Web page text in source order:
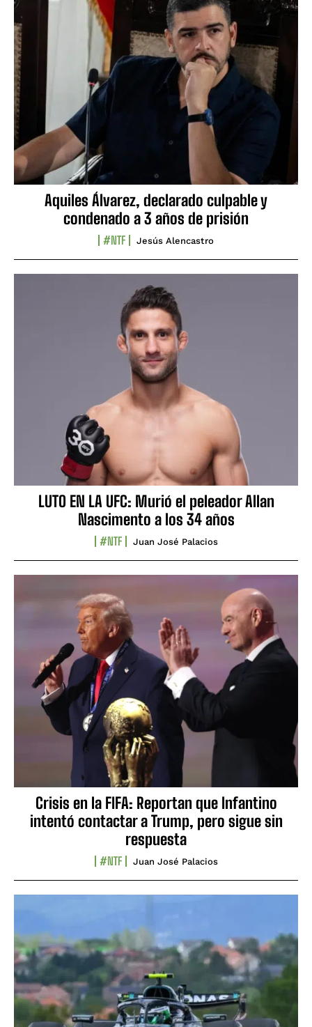
Aquiles Álvarez, declarado culpable y
condenado a 3 años de prisión
#NTF Jesús Alencastro
LUTO EN LA UFC: Murió el peleador Allan
Nascimento a los 34 años
#NTF Juan José Palacios
Crisis en la FIFA: Reportan que Infantino
intentó contactar a Trump, pero sigue sin
respuesta
#NTF Juan José Palacios